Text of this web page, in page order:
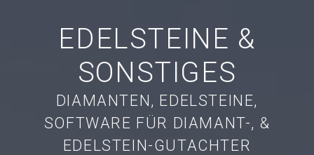
EDELSTEINE &
SONSTIGES
DIAMANTEN, EDELSTEINE,
SOFTWARE FÜR DIAMANT-, &
EDELSTEIN-GUTACHTER